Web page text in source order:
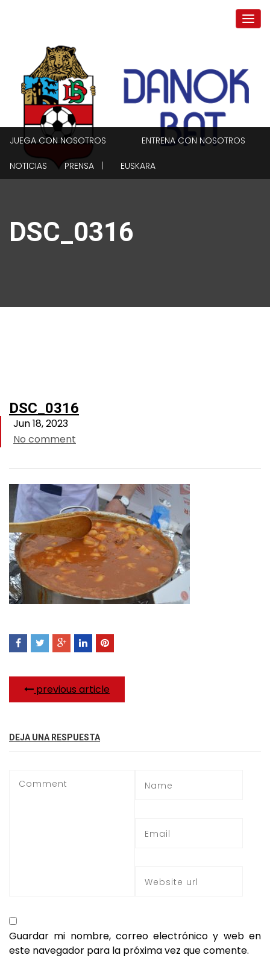
JUEGA CON NOSOTROS ENTRENA CON NOSOTROS
NOTICIAS PRENSA | EUSKARA
DSC_0316
DSC_0316
Jun 18, 2023
No comment
previous article
DEJA UNA RESPUESTA
Guardar mi nombre, correo electrónico y web en
este navegador para la próxima vez que comente.